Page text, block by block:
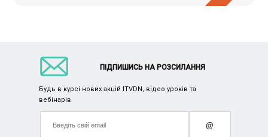
ПІДПИШИСЬ НА РОЗСИЛАННЯ
Будь в курсі нових акцій ITVDN, відео уроків та
вебінарів
@